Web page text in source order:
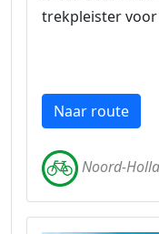
trekpleister
Naar route
Noord-